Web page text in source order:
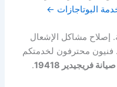
البوتاجازات ←
إصلاح مشاكل الإشعال
فنيون محترفون لخدمتكم
فريجيدير 19418 .